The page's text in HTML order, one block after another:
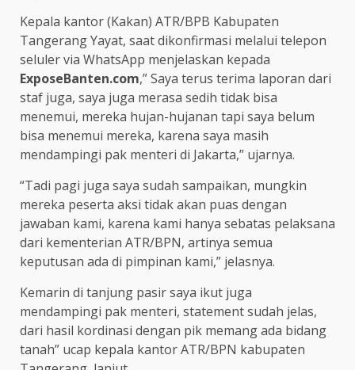
Kepala kantor (Kakan) ATR/BPB Kabupaten
Tangerang Yayat, saat dikonfirmasi melalui telepon
seluler via WhatsApp menjelaskan kepada
ExposeBanten.com,” Saya terus terima laporan dari
staf juga, saya juga merasa sedih tidak bisa
menemui, mereka hujan-hujanan tapi saya belum
bisa menemui mereka, karena saya masih
mendampingi pak menteri di Jakarta,” ujarnya.
“Tadi pagi juga saya sudah sampaikan, mungkin
mereka peserta aksi tidak akan puas dengan
jawaban kami, karena kami hanya sebatas pelaksana
dari kementerian ATR/BPN, artinya semua
keputusan ada di pimpinan kami,” jelasnya.
Kemarin di tanjung pasir saya ikut juga
mendampingi pak menteri, statement sudah jelas,
dari hasil kordinasi dengan pik memang ada bidang
tanah” ucap kepala kantor ATR/BPN kabupaten